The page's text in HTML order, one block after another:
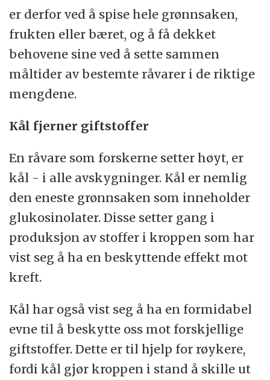
er derfor ved å spise hele grønnsaken,
frukten eller bæret, og å få dekket
behovene sine ved å sette sammen
måltider av bestemte råvarer i de riktige
mengdene.
Kål fjerner giftstoffer
En råvare som forskerne setter høyt, er
kål - i alle avskygninger. Kål er nemlig
den eneste grønnsaken som inneholder
glukosinolater. Disse setter gang i
produksjon av stoffer i kroppen som har
vist seg å ha en beskyttende effekt mot
kreft.
Kål har også vist seg å ha en formidabel
evne til å beskytte oss mot forskjellige
giftstoffer. Dette er til hjelp for røykere,
fordi kål gjør kroppen i stand å skille ut